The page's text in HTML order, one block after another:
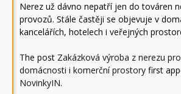
Nerez už dávno nepatří jen do továren
provozů. Stále častěji se objevuje v
kancelářích, hotelech i veřejných
The post Zakázková výroba z nerezu
domácnosti i komerční prostory first
NovinkyIN.